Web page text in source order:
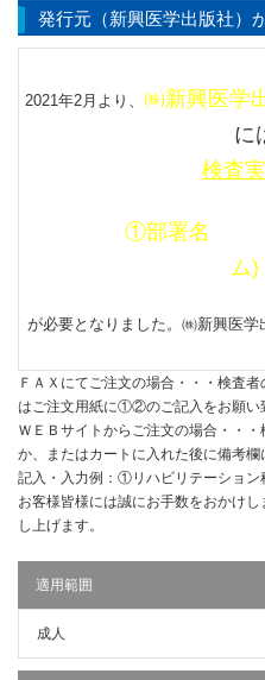
発行元（新興医学出版社）
2021年2月より、 ㈱新興医学
に
検査
①部署名 ②
ム)
が必要となりました。㈱新興医
ＦＡＸにてご注文の場合・・・検査
はご注文用紙に①②のご記入をお願い
ＷＥＢサイトからご注文の場合・・
か、またはカートに入れた後に備考
記入・入力例：①リハビリテーショ
お客様皆様には誠にお手数をおかけ
し上げます。
適用範囲
成人